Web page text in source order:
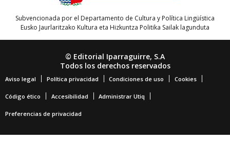
Subvencionada por el Departamento de Cultura y Política Lingüística
Eusko Jaurlaritzako Kultura eta Hizkuntza Politika Sailak lagunduta
© Editorial Iparraguirre, S.A
Todos los derechos reservados
Aviso legal Política privacidad Condiciones de uso Cookies
Código ético Accesibilidad Administrar Utiq
Preferencias de privacidad